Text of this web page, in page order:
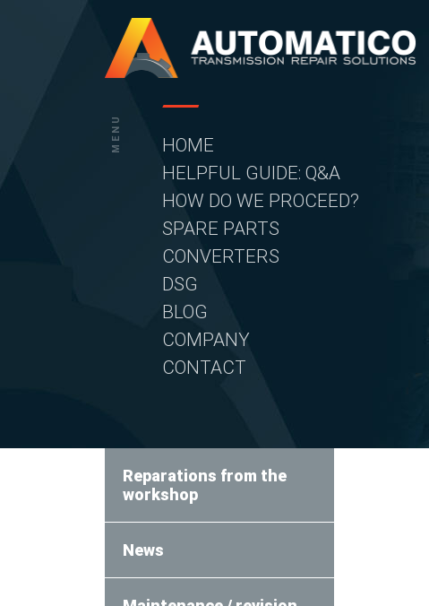
MENU
HOME
HELPFUL GUIDE: Q&A
HOW DO WE PROCEED?
SPARE PARTS
CONVERTERS
DSG
BLOG
COMPANY
CONTACT
Reparations from the
workshop
News